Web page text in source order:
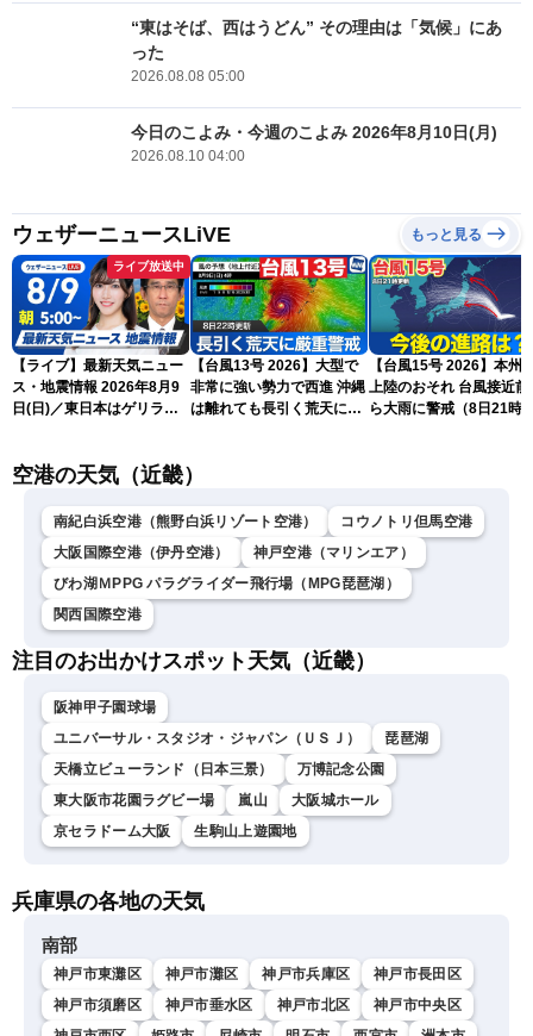
“東はそば、西はうどん” その理由は「気候」にあ
った
2026.08.08 05:00
今日のこよみ・今週のこよみ 2026年8月10日(月)
2026.08.10 04:00
ウェザーニュースLiVE もっと見る
ライブ放送中
【ライブ】最新天気ニュー
ス・地震情報 2026年8月9
日(日)／東日本はゲリラ雷
ュースLiVEモーニング・魚
【台風13号 2026】大型で
非常に強い勢力で西進 沖縄
は離れても長引く荒天に厳
【台風15号 2026】本州
上陸のおそれ 台風接近前
ら大雨に警戒（8日21時
空港の天気（近畿）
南紀白浜空港（熊野白浜リゾート空港）
コウノトリ但馬空港
大阪国際空港（伊丹空港）
神戸空港（マリンエア）
びわ湖ＭPPG パラグライダー飛行場（MPG琵琶湖）
関西国際空港
注目のお出かけスポット天気（近畿）
阪神甲子園球場
ユニバーサル・スタジオ・ジャパン（ＵＳＪ）
琵琶湖
天橋立ビューランド（日本三景）
万博記念公園
東大阪市花園ラグビー場
嵐山
大阪城ホール
京セラドーム大阪
生駒山上遊園地
兵庫県の各地の天気
南部
神戸市東灘区 神戸市灘区 神戸市兵庫区
神戸市長田区
神戸市須磨区
神戸市垂水区 神戸市北区
神戸市中央区